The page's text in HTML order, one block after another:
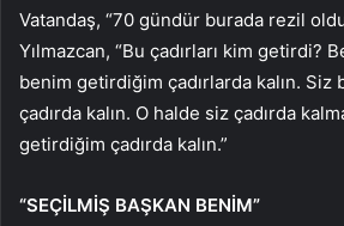
Vatandaş, “70 gündür burada rezil
Yılmazcan, “Bu çadırları kim getirdi?
benim getirdiğim çadırlarda kalın.
çadırda kalın. O halde siz çadırda
getirdiğim çadırda kalın.”
“SEÇİLMİŞ BAŞKAN BENİM”